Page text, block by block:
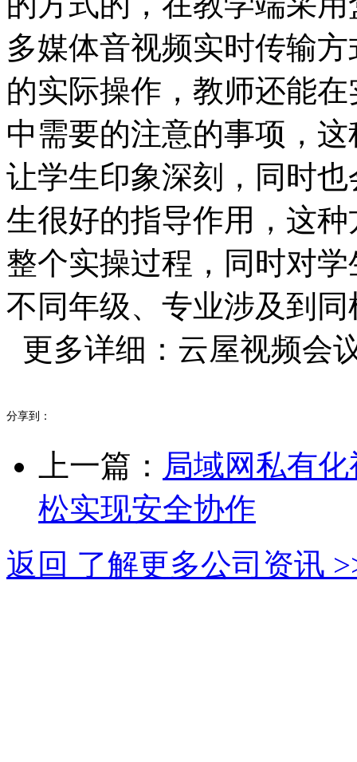
多媒体音视频实时传输
的实际操作，教师还能
中需要的注意的事项，
让学生印象深刻，同时
生很好的指导作用，这
整个实操过程，同时对
不同年级、专业涉及到
更多详细：云屋视频会
分享到：
上一篇： 局域网私有
松实现安全协作
返回 了解更多公司资讯